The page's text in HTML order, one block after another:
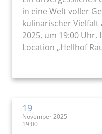
in eine Welt voller
kulinarischer Vielfalt
2025, um 19:00
Location „Hellhof
19
November 2025
19:00